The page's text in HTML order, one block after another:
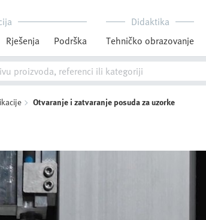
Rješenja Podrška
Didaktika
Tehničko obrazovanje
Otvaranje i zatvaranje posuda za uzorke